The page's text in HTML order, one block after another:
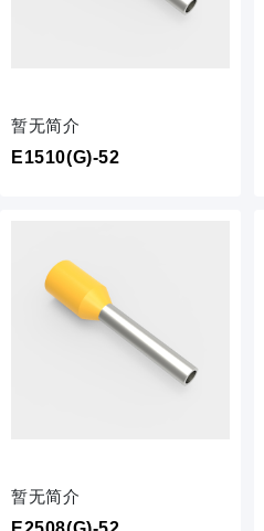
暂无简介
E1510(G)-52
暂无简介